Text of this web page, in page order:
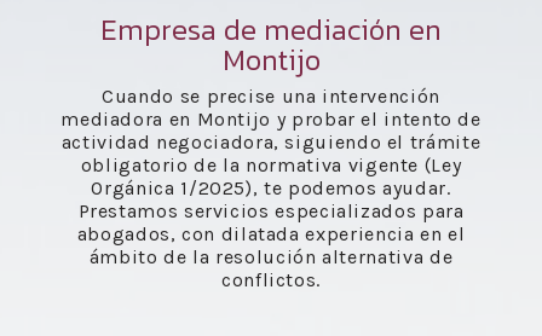
Empresa de mediación en
Montijo
Cuando se precise una intervención
mediadora en Montijo y probar el intento de
actividad negociadora, siguiendo el trámite
obligatorio de la normativa vigente (Ley
Orgánica 1/2025), te podemos ayudar.
Prestamos servicios especializados para
abogados, con dilatada experiencia en el
ámbito de la resolución alternativa de
conflictos.